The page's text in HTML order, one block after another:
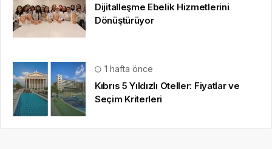
Dijitalleşme Ebelik Hizmetlerini
Dönüştürüyor
1 hafta önce
Kıbrıs 5 Yıldızlı Oteller: Fiyatlar ve
Seçim Kriterleri